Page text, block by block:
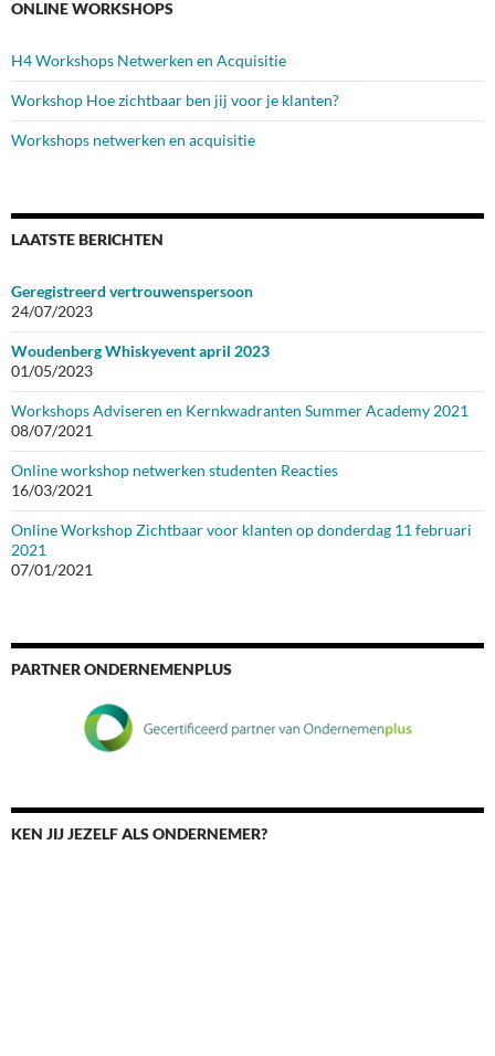
ONLINE WORKSHOPS
H4 Workshops Netwerken en Acquisitie
Workshop Hoe zichtbaar ben jij voor je klanten?
Workshops netwerken en acquisitie
LAATSTE BERICHTEN
Geregistreerd vertrouwenspersoon
24/07/2023
Woudenberg Whiskyevent april 2023
01/05/2023
Workshops Adviseren en Kernkwadranten Summer Academy 2021
08/07/2021
Online workshop netwerken studenten Reacties
16/03/2021
Online Workshop Zichtbaar voor klanten op donderdag 11 februari
2021
07/01/2021
PARTNER ONDERNEMENPLUS
KEN JIJ JEZELF ALS ONDERNEMER?